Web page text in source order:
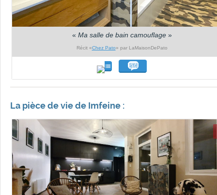
« Ma salle de bain camouflage»
Récit «Chez Pato» par LaMaisonDePato
La pièce de vie de Imfeine :